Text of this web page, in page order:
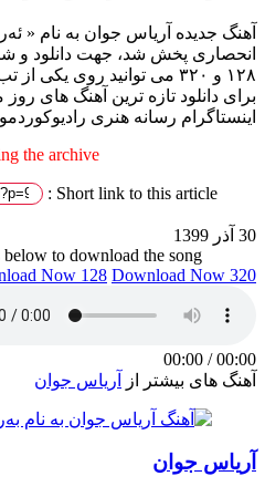
آهنگ جدیده آریاس جوان به نام «
انحصاری پخش شد، جهت دانلود و
۱۲۸ و ۳۲۰ می توانید روی
برای دانلود تازه ترین آهنگ های روز
اینستاگرام رسانه هنری
the archive
Short link to this article :
30 آذر 1399
to download the song
Now 128 Download Now 320
00:00
/
00:00
آهنگ های بیشتر از
آریاس جوان
آریاس جوان